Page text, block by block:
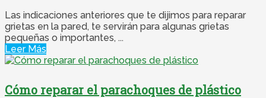
Las indicaciones anteriores que te dijimos para reparar
grietas en la pared, te servirán para algunas grietas
pequeñas o importantes, ...
Leer Más
Cómo reparar el parachoques de plástico